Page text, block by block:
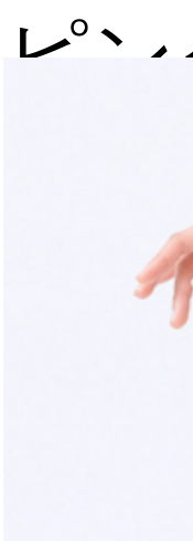
ピ
ー
物